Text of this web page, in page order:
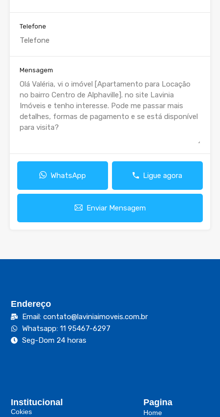
Telefone
Mensagem
WhatsApp Ligue agora
Enviar Mensagem
Pagina
Home
Institucional
Cokies
Endereço
Email: contato@laviniaimoveis.com.br
Whatsapp: 11 95467-6297
Seg-Dom 24 horas